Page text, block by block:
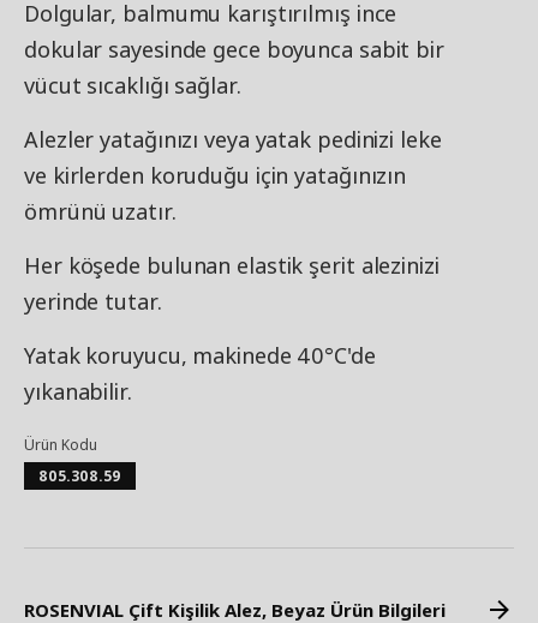
Dolgular, balmumu karıştırılmış ince
dokular sayesinde gece boyunca sabit bir
vücut sıcaklığı sağlar.
Alezler yatağınızı veya yatak pedinizi leke
ve kirlerden koruduğu için yatağınızın
ömrünü uzatır.
Her köşede bulunan elastik şerit alezinizi
yerinde tutar.
Yatak koruyucu, makinede 40°C'de
yıkanabilir.
Ürün Kodu
805.308.59
ROSENVIAL Çift Kişilik Alez, Beyaz Ürün Bilgileri